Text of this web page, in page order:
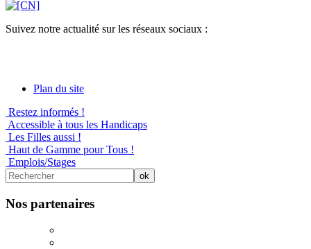
Suivez notre actualité sur les réseaux sociaux :
Plan du site
Restez informés !
Accessible à tous les Handicaps
Les Filles aussi !
Haut de Gamme pour Tous !
Emplois/Stages
Nos partenaires